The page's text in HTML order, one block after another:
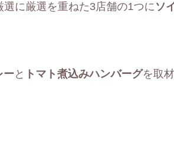
に厳選を重ねた3店舗の1つにソ
ー と トマト煮込みハンバーグを取